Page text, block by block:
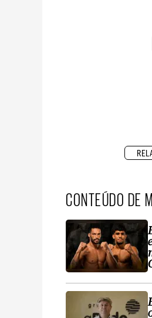
CONTEÚDO DE